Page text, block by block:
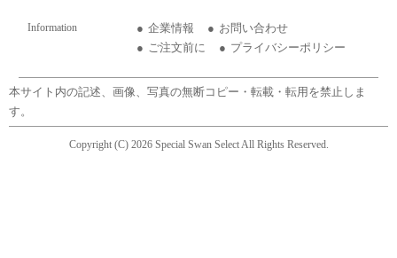
Information 企業情報
お問い合わせ
ご注文前に
プライバシーポリシー
本サイト内の記述、画像、写真の無断コピー・転載・転用を禁止しま
す。
Copyright (C) 2026 Special Swan Select All Rights Reserved.